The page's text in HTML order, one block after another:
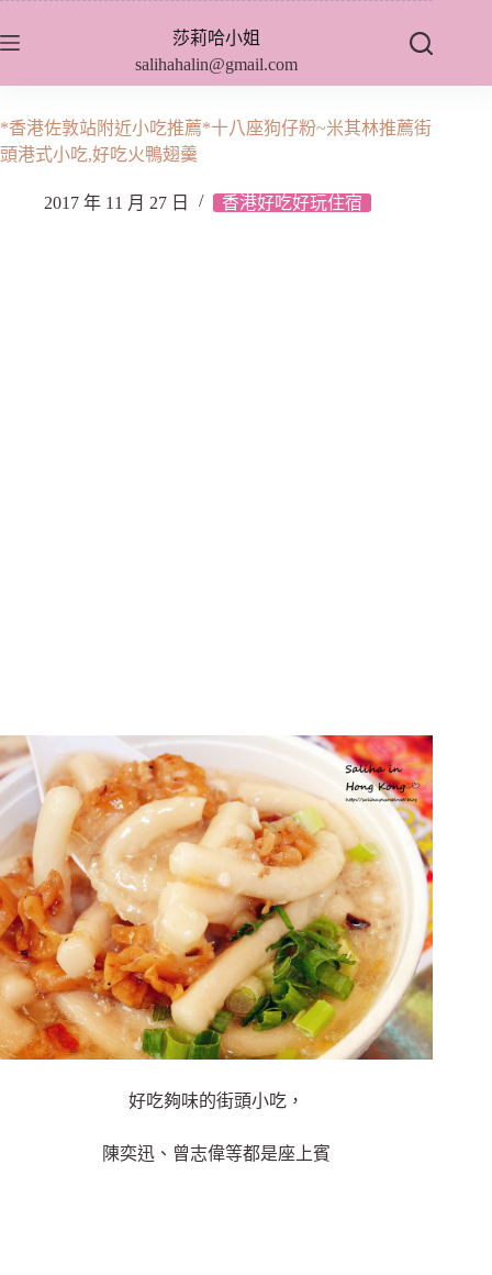
至
內
容
莎莉哈小姐
salihahalin@gmail.com
*香港佐敦站附近小吃推薦*十八座狗仔粉~米其林推薦街
頭港式小吃,好吃火鴨翅羹
2017 年 11 月 27 日 香港好吃好玩住宿
好吃夠味的街頭小吃，
陳奕迅、曾志偉等都是座上賓